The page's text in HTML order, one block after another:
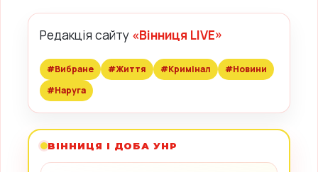
Редакція сайту «Вінниця LIVE»
#Вибране #Життя #Кримінал
#Новини
#Наруга
ВІННИЦЯ І ДОБА УНР